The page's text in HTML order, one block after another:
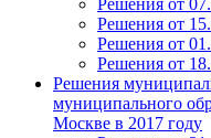
Решения от
Решения от
Решения от
Решения от
Решения
муниципального
Москве в 2017 году